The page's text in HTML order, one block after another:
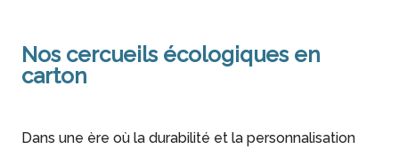
Nos cercueils écologiques en
carton
Dans une ère où la durabilité et la personnalisation